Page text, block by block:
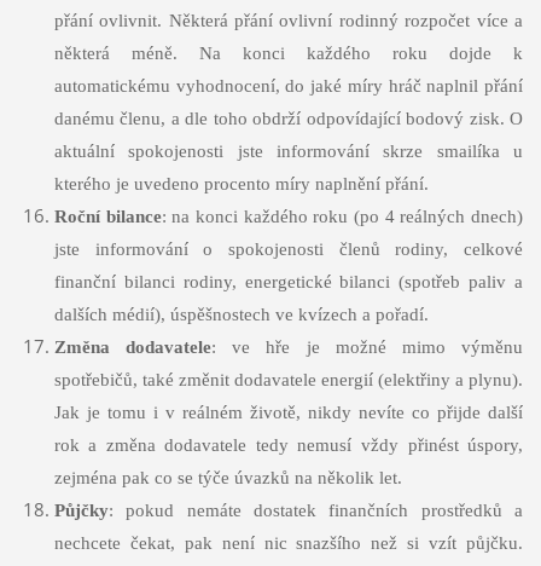
přání ovlivnit. Některá přání ovlivní rodinný rozpočet více a
některá méně. Na konci každého roku dojde k
automatickému vyhodnocení, do jaké míry hráč naplnil přání
danému členu, a dle toho obdrží odpovídající bodový zisk. O
aktuální spokojenosti jste informování skrze smailíka u
kterého je uvedeno procento míry naplnění přání.
Roční bilance: na konci každého roku (po 4 reálných dnech)
jste informování o spokojenosti členů rodiny, celkové
finanční bilanci rodiny, energetické bilanci (spotřeb paliv a
dalších médií), úspěšnostech ve kvízech a pořadí.
Změna dodavatele: ve hře je možné mimo výměnu
spotřebičů, také změnit dodavatele energií (elektřiny a plynu).
Jak je tomu i v reálném životě, nikdy nevíte co přijde další
rok a změna dodavatele tedy nemusí vždy přinést úspory,
zejména pak co se týče úvazků na několik let.
Půjčky: pokud nemáte dostatek finančních prostředků a
nechcete čekat, pak není nic snazšího než si vzít půjčku.